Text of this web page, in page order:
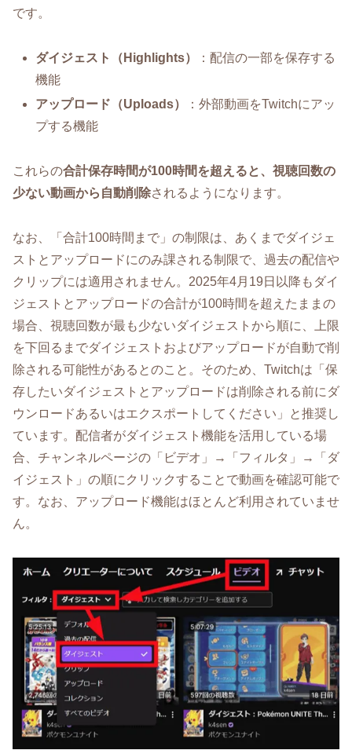
です。
ダイジェスト（Highlights）
：配信の一部を保存する
機能
アップロード（Uploads）
：外部動画をTwitchにアッ
プする機能
これらの合計保存時間が100時間を超えると、視聴回数の
少ない動画から自動削除されるようになります。
なお、「合計100時間まで」の制限は、あくまでダイジェ
ストとアップロードにのみ課される制限で、過去の配信や
クリップには適用されません。2025年4月19日以降もダイ
ジェストとアップロードの合計が100時間を超えたままの
場合、視聴回数が最も少ないダイジェストから順に、上限
を下回るまでダイジェストおよびアップロードが自動で削
除される可能性があるとのこと。そのため、Twitchは「保
存したいダイジェストとアップロードは削除される前にダ
ウンロードあるいはエクスポートしてください」と推奨し
ています。配信者がダイジェスト機能を活用している場
合、チャンネルページの「ビデオ」→「フィルタ」→「ダ
イジェスト」の順にクリックすることで動画を確認可能で
す。なお、アップロード機能はほとんど利用されていませ
ん。